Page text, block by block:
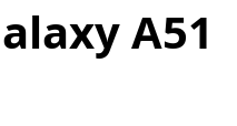
A51